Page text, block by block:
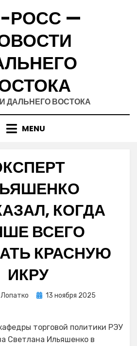
РОСС —
ДАЛЬНЕГО ВОСТОКА
MENU
КОГДА
ВСЕГО
КРАСНУЮ
ИКРУ
Posted
13 ноября 2025
торговой политики РЭУ
Светлана Ильяшенко в